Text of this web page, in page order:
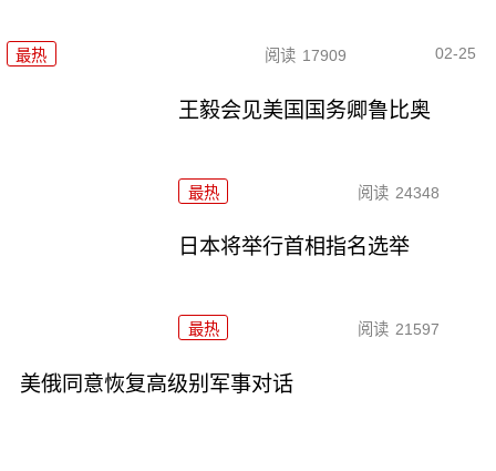
最热 阅读 17909 02-25
王毅会见美国国务卿鲁比奥
最热 阅读 24348
日本将举行首相指名选举
最热 阅读 21597
美俄同意恢复高级别军事对话